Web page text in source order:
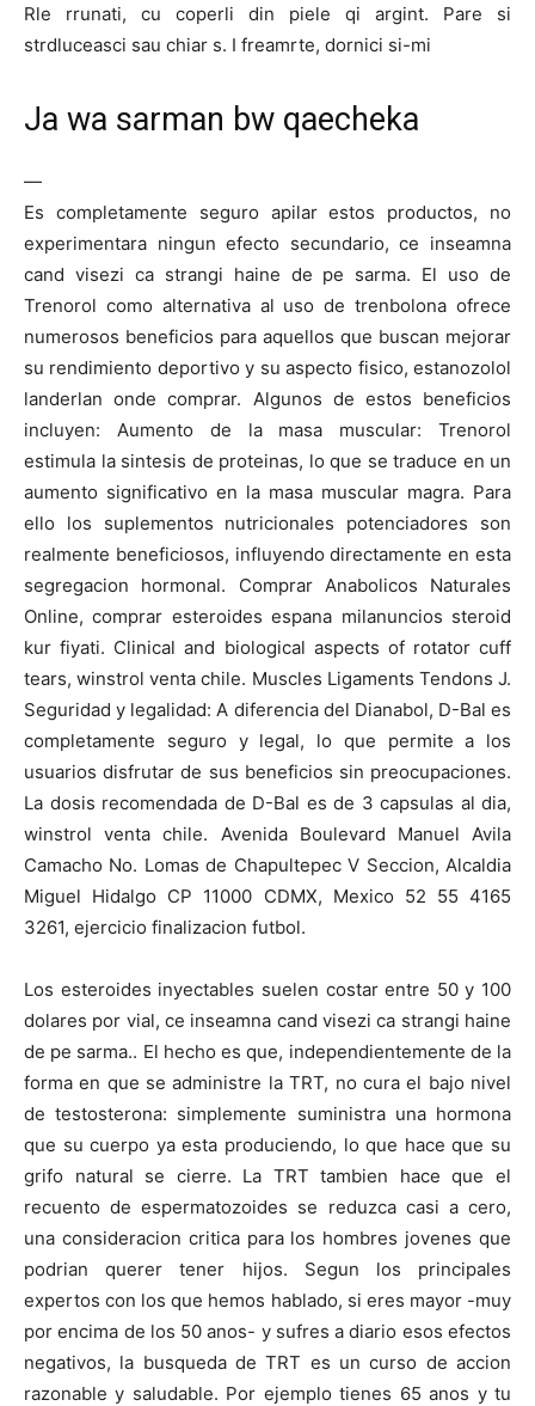
Rle rrunati, cu coperli din piele qi argint. Pare si
strdluceasci sau chiar s. I freamrte, dornici si-mi
Ja wa sarman bw qaecheka
—
Es completamente seguro apilar estos productos, no
experimentara ningun efecto secundario, ce inseamna
cand visezi ca strangi haine de pe sarma. El uso de
Trenorol como alternativa al uso de trenbolona ofrece
numerosos beneficios para aquellos que buscan mejorar
su rendimiento deportivo y su aspecto fisico, estanozolol
landerlan onde comprar. Algunos de estos beneficios
incluyen: Aumento de la masa muscular: Trenorol
estimula la sintesis de proteinas, lo que se traduce en un
aumento significativo en la masa muscular magra. Para
ello los suplementos nutricionales potenciadores son
realmente beneficiosos, influyendo directamente en esta
segregacion hormonal. Comprar Anabolicos Naturales
Online, comprar esteroides espana milanuncios steroid
kur fiyati. Clinical and biological aspects of rotator cuff
tears, winstrol venta chile. Muscles Ligaments Tendons J.
Seguridad y legalidad: A diferencia del Dianabol, D-Bal es
completamente seguro y legal, lo que permite a los
usuarios disfrutar de sus beneficios sin preocupaciones.
La dosis recomendada de D-Bal es de 3 capsulas al dia,
winstrol venta chile. Avenida Boulevard Manuel Avila
Camacho No. Lomas de Chapultepec V Seccion, Alcaldia
Miguel Hidalgo CP 11000 CDMX, Mexico 52 55 4165
3261, ejercicio finalizacion futbol.
Los esteroides inyectables suelen costar entre 50 y 100
dolares por vial, ce inseamna cand visezi ca strangi haine
de pe sarma.. El hecho es que, independientemente de la
forma en que se administre la TRT, no cura el bajo nivel
de testosterona: simplemente suministra una hormona
que su cuerpo ya esta produciendo, lo que hace que su
grifo natural se cierre. La TRT tambien hace que el
recuento de espermatozoides se reduzca casi a cero,
una consideracion critica para los hombres jovenes que
podrian querer tener hijos. Segun los principales
expertos con los que hemos hablado, si eres mayor -muy
por encima de los 50 anos- y sufres a diario esos efectos
negativos, la busqueda de TRT es un curso de accion
razonable y saludable. Por ejemplo tienes 65 anos y tu